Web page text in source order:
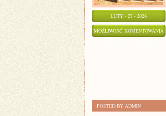
LUTY - 27 - 2026
MOŻLIWOŚĆ KOMENTOWANIA
POSTED BY ADMIN